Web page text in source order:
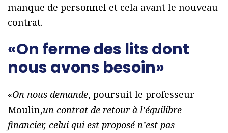
manque de personnel et cela avant le nouveau
contrat.
«On ferme des lits dont
nous avons besoin»
«On nous demande, poursuit le professeur
Moulin,un contrat de retour à l’équilibre
financier, celui qui est proposé n’est pas